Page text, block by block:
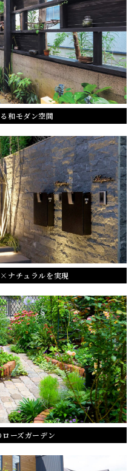
和モダン空間
ナチュラルを実現
ーズガーデン